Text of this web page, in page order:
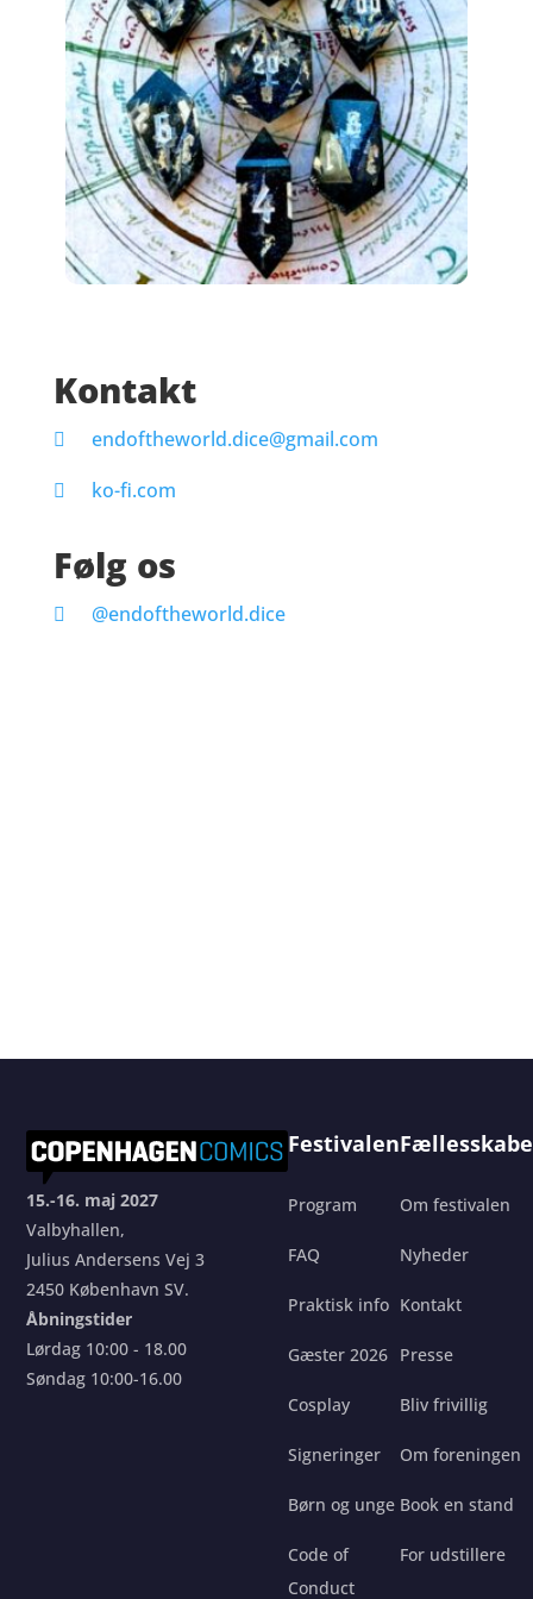
Kontakt
endoftheworld.dice@gmail.com
ko-fi.com
Følg os
@endoftheworld.dice
15.-16. maj 2027
Valbyhallen,
Julius Andersens Vej 3
2450 København SV.
Åbningstider
Lørdag 10:00 - 18.00
Søndag 10:00-16.00
Festivalen
Program
FAQ
Praktisk info
Gæster 2026
Cosplay
Signeringer
Børn og unge
Code of
Conduct
Om festivalen
Nyheder
Kontakt
Presse
Bliv frivillig
Om foreningen
Book en stand
For udstillere